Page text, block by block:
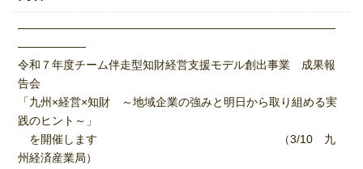
――――――――――――――――――――――――――――
――――――
令和７年度チーム伴走型知財経営支援モデル創出事業 成果報
告会
「九州×経営×知財 ～地域企業の強みと明日から取り組める実
践のヒント～」
を開催します （3/10 九
州経済産業局）